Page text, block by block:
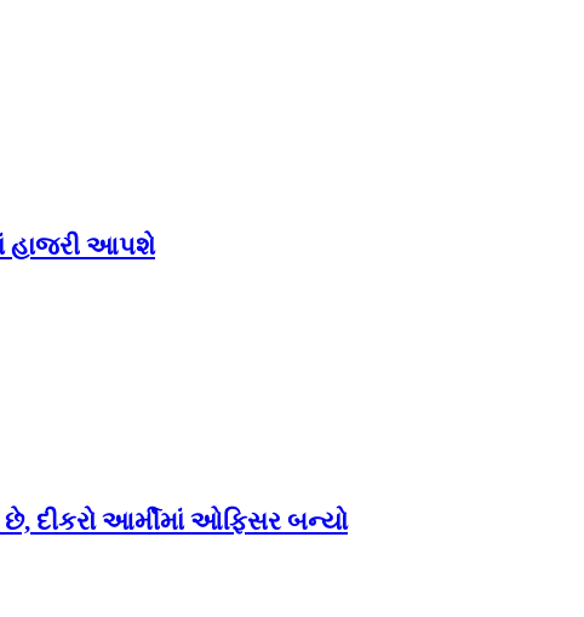
હાજરી આપશે
દીકરો આર્મીમાં ઓફિસર બન્યો